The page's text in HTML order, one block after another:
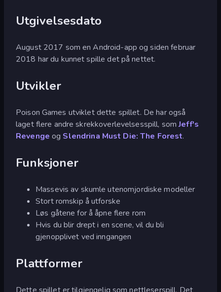
Utgivelsesdato
August 2017 som en Android-app og siden februar
2018 har du kunnet spille det på nettet.
Utvikler
Poison Games utviklet dette spillet. De har også
laget flere andre skrekkoverlevelsesspill, somJeff's
Revenge og Slendrina Must Die: The Forest.
Funksjoner
Massevis av skumle utenomjordiske modeller
Stort romskip å utforske
Løs gåtene for å åpne flere rom
Hvis du blir drept i en scene, vil du bli
gjenopplivet ved inngangen
Plattformer